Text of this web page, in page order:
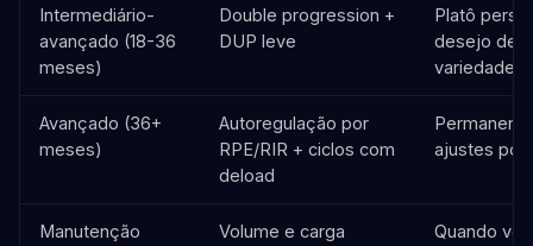
Intermediário-
avançado (18-36
meses)
Double progression +
DUP leve
Platô
desejo de
variedade
Avançado (36+
meses)
Autoregulação por
RPE/RIR + ciclos com
deload
ajustes
Manutenção
Volume e carga
Quando